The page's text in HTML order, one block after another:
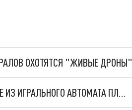
ОХОТЯТСЯ "ЖИВЫЕ ДРОНЫ"
ВО ВЛАДИМИРЕ ПАРЕНЬ РАЗДАРИЛ ДЕВУШКАМ УКРАДЕННЫЕ ИЗ ИГРАЛЬНОГО АВТОМАТА ПЛЮШЕВЫЕ ИГРУШКИ